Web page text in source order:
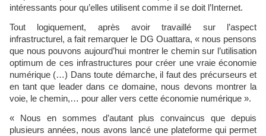
intéressants pour qu’elles utilisent comme il se doit l’Internet.
Tout logiquement, après avoir travaillé sur l’aspect
infrastructurel, a fait remarquer le DG Ouattara, « nous pensons
que nous pouvons aujourd’hui montrer le chemin sur l’utilisation
optimum de ces infrastructures pour créer une vraie économie
numérique (…) Dans toute démarche, il faut des précurseurs et
en tant que leader dans ce domaine, nous devons montrer la
voie, le chemin,… pour aller vers cette économie numérique ».
« Nous en sommes d’autant plus convaincus que depuis
plusieurs années, nous avons lancé une plateforme qui permet